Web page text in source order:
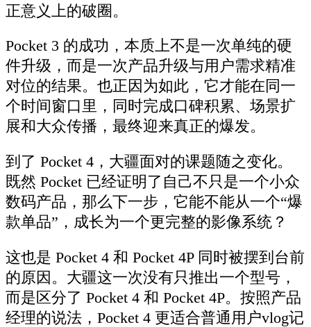
正意义上的破圈。
Pocket 3 的成功，本质上不是一次单纯的硬
件升级，而是一次产品升级与用户需求精准
对位的结果。也正因为如此，它才能在同一
个时间窗口里，同时完成口碑积累、场景扩
展和大众传播，最终迎来真正的爆发。
到了 Pocket 4，大疆面对的课题随之变化。
既然 Pocket 已经证明了自己不只是一个小众
数码产品，那么下一步，它能不能从一个“爆
款单品”，成长为一个更完整的影像系统？
这也是 Pocket 4 和 Pocket 4P 同时被摆到台前
的原因。大疆这一次没有只推出一个型号，
而是区分了 Pocket 4 和 Pocket 4P。按照产品
经理的说法，Pocket 4 更适合普通用户vlog记